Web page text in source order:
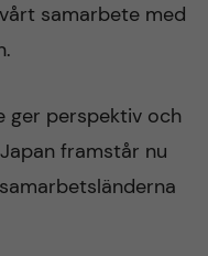
samarbete med
ger perspektiv och
framstår nu